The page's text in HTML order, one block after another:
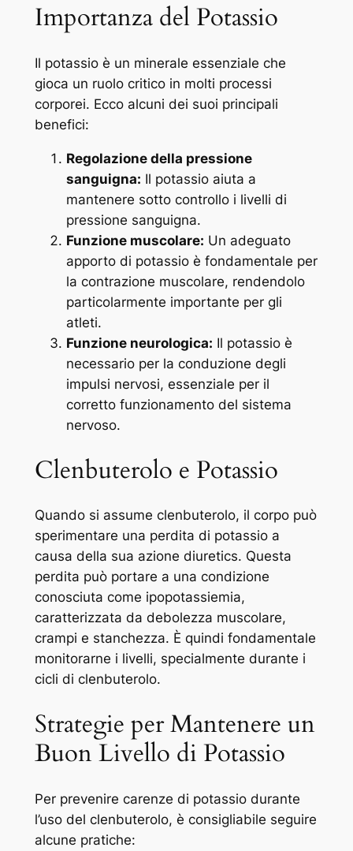
Importanza del Potassio
Il potassio è un minerale essenziale che
gioca un ruolo critico in molti processi
corporei. Ecco alcuni dei suoi principali
benefici:
Regolazione della pressione
sanguigna: Il potassio aiuta a
mantenere sotto controllo i livelli di
pressione sanguigna.
Funzione muscolare: Un adeguato
apporto di potassio è fondamentale per
la contrazione muscolare, rendendolo
particolarmente importante per gli
atleti.
Funzione neurologica: Il potassio è
necessario per la conduzione degli
impulsi nervosi, essenziale per il
corretto funzionamento del sistema
nervoso.
Clenbuterolo e Potassio
Quando si assume clenbuterolo, il corpo può
sperimentare una perdita di potassio a
causa della sua azione diuretics. Questa
perdita può portare a una condizione
conosciuta come ipopotassiemia,
caratterizzata da debolezza muscolare,
crampi e stanchezza. È quindi fondamentale
monitorarne i livelli, specialmente durante i
cicli di clenbuterolo.
Strategie per Mantenere un
Buon Livello di Potassio
Per prevenire carenze di potassio durante
l’uso del clenbuterolo, è consigliabile seguire
alcune pratiche: